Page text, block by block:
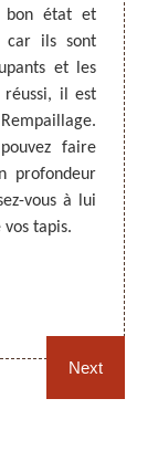
-
NORD
fauteuil, chaises
59
bon état et
car ils sont
et les
réussi, il est
faire
profondeur
vous à lui
tapis.
vous
cette
Il a
Les
ses
Next